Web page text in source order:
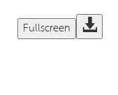
Fullscreen